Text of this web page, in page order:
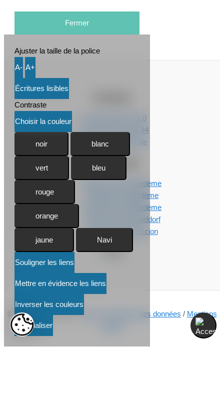
T +49 211 95 07 48 0
F +49 211 95 07 48 44
info@dr-kusenack.de
Intéressant
Médecin pour lipœdème
Thérapie du lipœdème
Traitement du lipœdème
Liposuccion Düsseldorf
Coût de la liposuccion
© 2026 Dr. Kusenack/Blog Protection des données / Mentions
Fermer
Ajuster la taille de la police
A- A+
Écritures lisibles
Contraste
Choisir la couleur
noir blanc
vert bleu
rouge
orange
jaune Navi
Souligner les liens
Mettre en évidence les liens
Inverser les couleurs
Réinitialiser